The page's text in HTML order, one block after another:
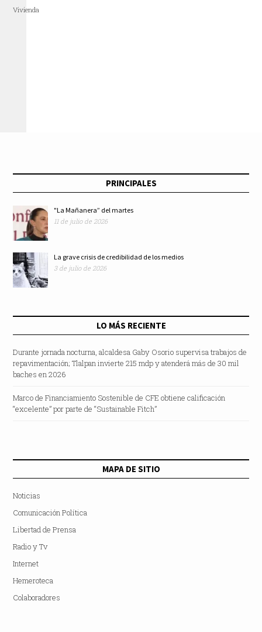
Vivienda
PRINCIPALES
"La Mañanera” del martes
11 de julio de 2026
La grave crisis de credibilidad de los medios
3 de julio de 2026
LO MÁS RECIENTE
Durante jornada nocturna, alcaldesa Gaby Osorio supervisa trabajos de
repavimentación; Tlalpan invierte 215 mdp y atenderá más de 30 mil
baches en 2026
Marco de Financiamiento Sostenible de CFE obtiene calificación
“excelente” por parte de “Sustainable Fitch”
MAPA DE SITIO
Noticias
Comunicación Política
Libertad de Prensa
Radio y Tv
Internet
Hemeroteca
Colaboradores